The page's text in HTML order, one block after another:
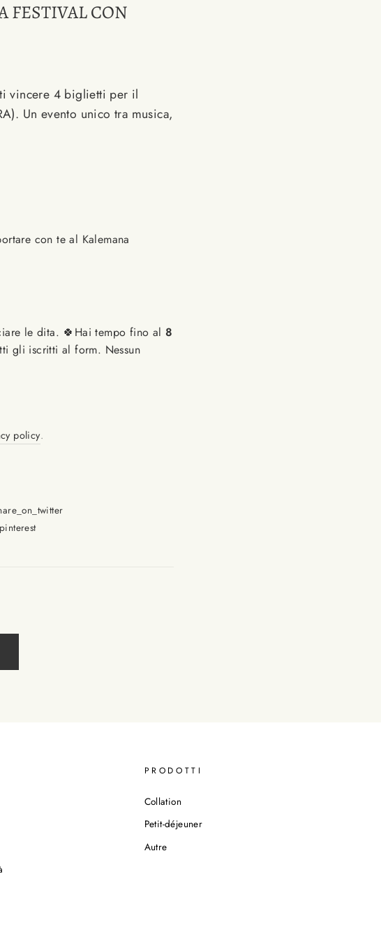
FESTIVAL CON
vincere 4 biglietti per il
Un evento unico tra musica,
con te al Kalemana
le dita. 🍀Hai tempo fino al 8
gli iscritti al form. Nessun
policy.
PRODOTTI
Collation
Petit-déjeuner
Autre